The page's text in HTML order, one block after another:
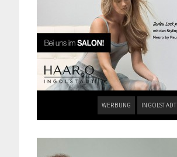
WERBUNG INGOLSTADT